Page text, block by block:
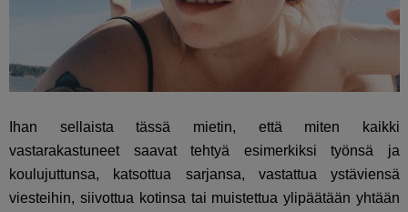
Ihan sellaista tässä mietin, että miten kaikki
vastarakastuneet saavat tehtyä esimerkiksi työnsä ja
koulujuttunsa, katsottua sarjansa, vastattua ystäviensä
viesteihin, siivottua kotinsa tai muistettua ylipäätään yhtään